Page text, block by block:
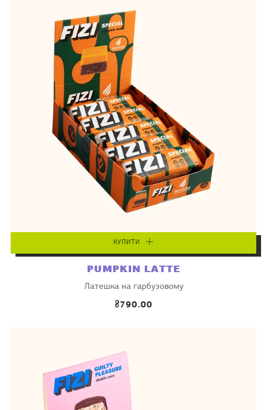
КУПИТИ
PUMPKIN LATTE
Латешка на гарбузовому
₴790.00